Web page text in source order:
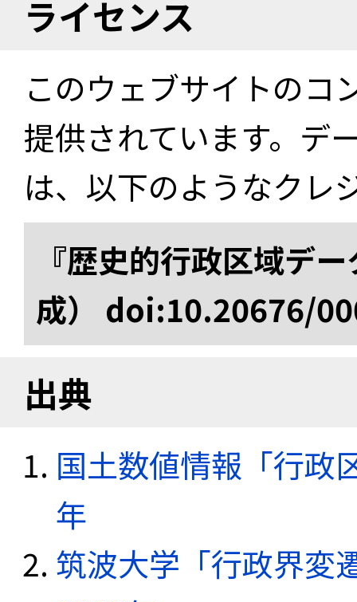
ライセンス
このウェブサイトのコ
提供されています。デ
は、以下のようなクレ
『歴史的行政区域デ
成） doi:10.20676/
出典
国土数値情報「行政
年
筑波大学「行政界変